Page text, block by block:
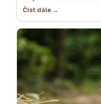
Číst dále →